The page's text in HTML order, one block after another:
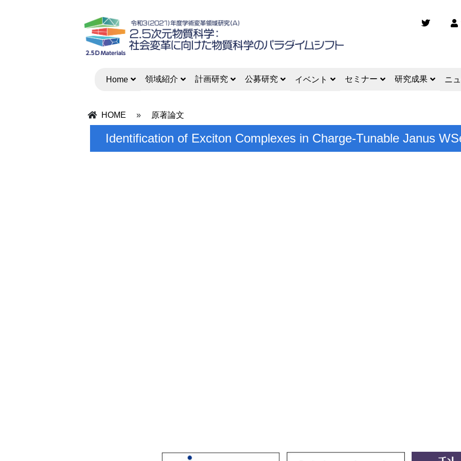
Home 領域紹介 計画研究 公募研究 イベント セミナー 研究成果 ニ
HOME » 原著論文
Identification of Exciton Complexes in Charge-Tunable Janus